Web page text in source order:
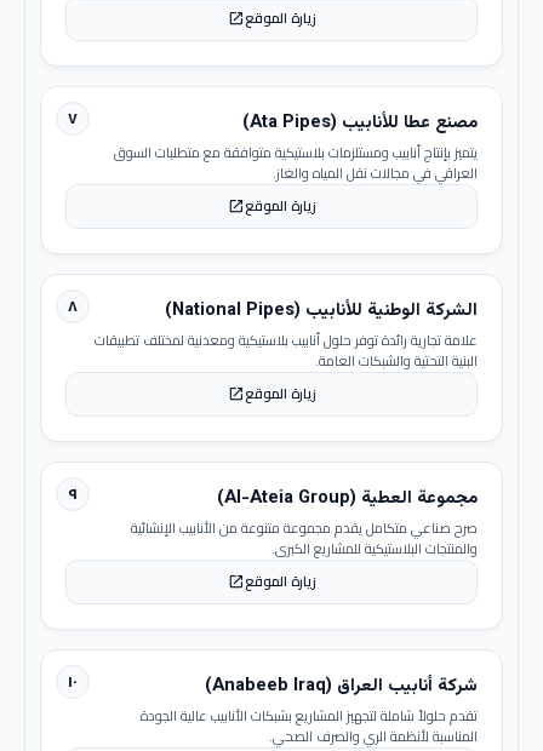
زيارة الموقعopen_in_new
٧ مصنع عطا للأنابيب (Ata Pipes)
يتميز بإنتاج أنابيب ومستلزمات بلاستيكية متوافقة مع متطلبات السوق
العراقي في مجالات نقل المياه والغاز.
زيارة الموقعopen_in_new
٨ الشركة الوطنية للأنابيب (National Pipes)
علامة تجارية رائدة توفر حلول أنابيب بلاستيكية ومعدنية لمختلف تطبيقات
البنية التحتية والشبكات العامة.
زيارة الموقعopen_in_new
٩ مجموعة العطية (Al-Ateia Group)
صرح صناعي متكامل يقدم مجموعة متنوعة من الأنابيب الإنشائية
والمنتجات البلاستيكية للمشاريع الكبرى.
زيارة الموقعopen_in_new
١٠ شركة أنابيب العراق (Anabeeb Iraq)
تقدم حلولاً شاملة لتجهيز المشاريع بشبكات الأنابيب عالية الجودة
المناسبة لأنظمة الري والصرف الصحي.